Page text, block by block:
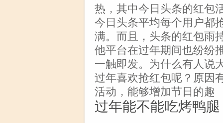
热，其中今日头条的红包
今日头条平均每个用户都
满。而且，头条的红包雨
他平台在过年期间也纷纷
一触即发。为什么有人说
过年喜欢抢红包呢？原因
活动，能够增加节日的趣
过年能不能吃烤鸭腿